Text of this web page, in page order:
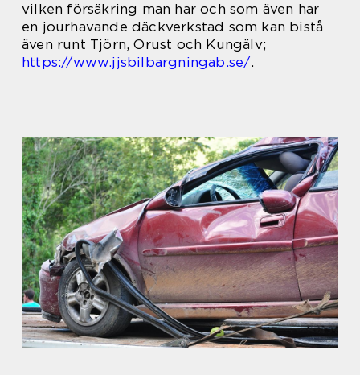
vilken försäkring man har och som även har
en jourhavande däckverkstad som kan bistå
även runt Tjörn, Orust och Kungälv;
https://www.jjsbilbargningab.se/.